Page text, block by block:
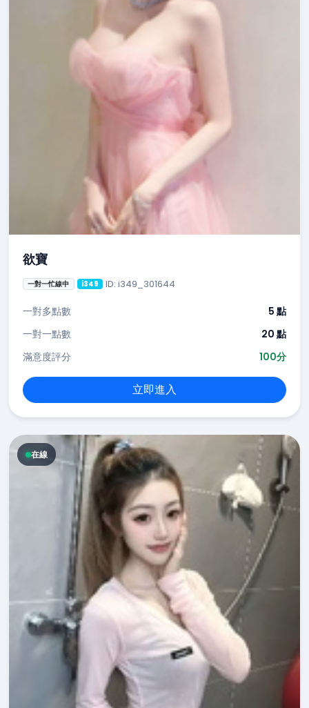
欲寶
一對一忙線中 i349 ID: i349_301644
一對多點數
5 點
一對一點數
20 點
滿意度評分
100分
立即進入
在線